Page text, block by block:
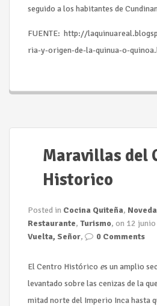
seguido a los habitantes de
FUENTE: http://
ria-y-origen-de-la-quinua-o-
Maravillas del
Historico
Posted in Cocina Quiteña,
Restaurante, Turismo, on 12
Vuelta, Señor, 0 Comments
El Centro Histórico es un amplio
levantado sobre las cenizas de la
mitad norte del Imperio Inca hasta